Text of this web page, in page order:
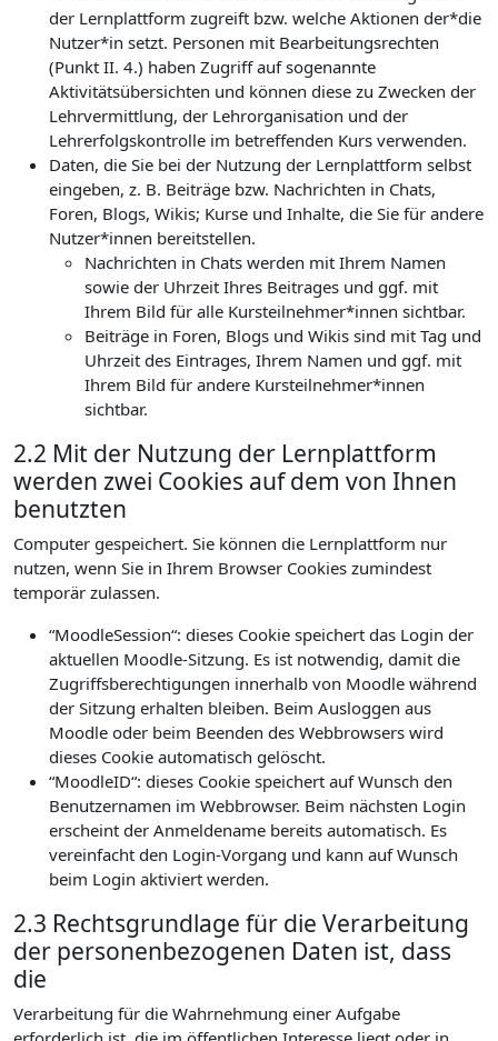
der Lernplattform zugreift bzw. welche Aktionen der*die
Nutzer*in setzt. Personen mit Bearbeitungsrechten
(Punkt II. 4.) haben Zugriff auf sogenannte
Aktivitätsübersichten und können diese zu Zwecken der
Lehrvermittlung, der Lehrorganisation und der
Lehrerfolgskontrolle im betreffenden Kurs verwenden.
Daten, die Sie bei der Nutzung der Lernplattform selbst
eingeben, z. B. Beiträge bzw. Nachrichten in Chats,
Foren, Blogs, Wikis; Kurse und Inhalte, die Sie für andere
Nutzer*innen bereitstellen.
Nachrichten in Chats werden mit Ihrem Namen
sowie der Uhrzeit Ihres Beitrages und ggf. mit
Ihrem Bild für alle Kursteilnehmer*innen sichtbar.
Beiträge in Foren, Blogs und Wikis sind mit Tag und
Uhrzeit des Eintrages, Ihrem Namen und ggf. mit
Ihrem Bild für andere Kursteilnehmer*innen
sichtbar.
2.2 Mit der Nutzung der Lernplattform
werden zwei Cookies auf dem von Ihnen
benutzten
Computer gespeichert. Sie können die Lernplattform nur
nutzen, wenn Sie in Ihrem Browser Cookies zumindest
temporär zulassen.
“MoodleSession“: dieses Cookie speichert das Login der
aktuellen Moodle-Sitzung. Es ist notwendig, damit die
Zugriffsberechtigungen innerhalb von Moodle während
der Sitzung erhalten bleiben. Beim Ausloggen aus
Moodle oder beim Beenden des Webbrowsers wird
dieses Cookie automatisch gelöscht.
“MoodleID“: dieses Cookie speichert auf Wunsch den
Benutzernamen im Webbrowser. Beim nächsten Login
erscheint der Anmeldename bereits automatisch. Es
vereinfacht den Login-Vorgang und kann auf Wunsch
beim Login aktiviert werden.
2.3 Rechtsgrundlage für die Verarbeitung
der personenbezogenen Daten ist, dass
die
Verarbeitung für die Wahrnehmung einer Aufgabe